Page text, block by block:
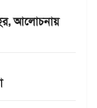
আলোচনায়